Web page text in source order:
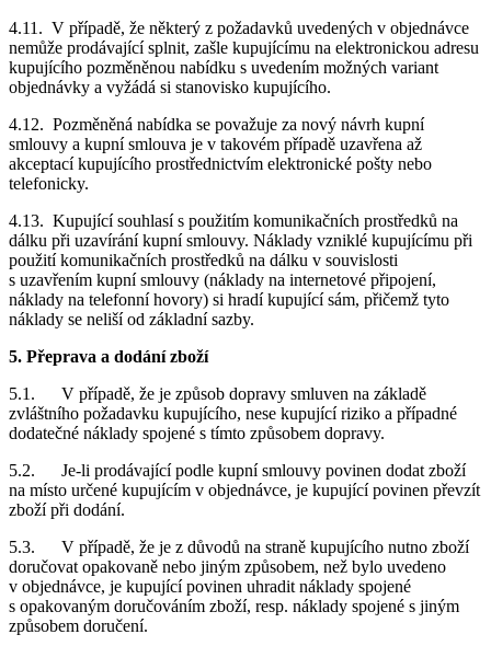
4.11. V případě, že některý z požadavků uvedených v objednávce
nemůže prodávající splnit, zašle kupujícímu na elektronickou adresu
kupujícího pozměněnou nabídku s uvedením možných variant
objednávky a vyžádá si stanovisko kupujícího.
4.12. Pozměněná nabídka se považuje za nový návrh kupní
smlouvy a kupní smlouva je v takovém případě uzavřena až
akceptací kupujícího prostřednictvím elektronické pošty nebo
telefonicky.
4.13. Kupující souhlasí s použitím komunikačních prostředků na
dálku při uzavírání kupní smlouvy. Náklady vzniklé kupujícímu při
použití komunikačních prostředků na dálku v souvislosti
s uzavřením kupní smlouvy (náklady na internetové připojení,
náklady na telefonní hovory) si hradí kupující sám, přičemž tyto
náklady se neliší od základní sazby.
5. Přeprava a dodání zboží
5.1. V případě, že je způsob dopravy smluven na základě
zvláštního požadavku kupujícího, nese kupující riziko a případné
dodatečné náklady spojené s tímto způsobem dopravy.
5.2. Je-li prodávající podle kupní smlouvy povinen dodat zboží
na místo určené kupujícím v objednávce, je kupující povinen převzít
zboží při dodání.
5.3. V případě, že je z důvodů na straně kupujícího nutno zboží
doručovat opakovaně nebo jiným způsobem, než bylo uvedeno
v objednávce, je kupující povinen uhradit náklady spojené
s opakovaným doručováním zboží, resp. náklady spojené s jiným
způsobem doručení.